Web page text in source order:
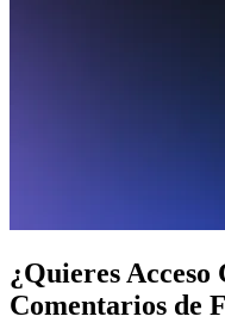
¿Quieres Acceso
Comentarios de